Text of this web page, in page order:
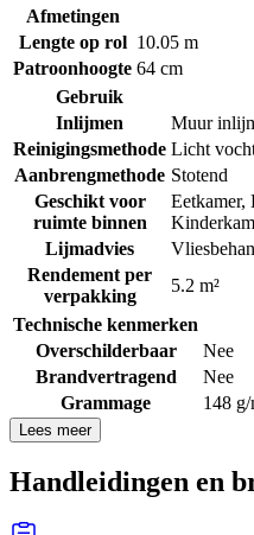
Afmetingen
Lengte op rol 10.05 m
Patroonhoogte 64 cm
Gebruik
Inlijmen
Muur
Reinigingsmethode Licht
Aanbrengmethode Stotend
Geschikt voor
ruimte binnen
Eetkamer,
Lijmadvies
Rendement per
verpakking
5.2 m²
Technische kenmerken
Overschilderbaar
Nee
Brandvertragend
Nee
Grammage
148 g/
Lees meer
Handleidingen en